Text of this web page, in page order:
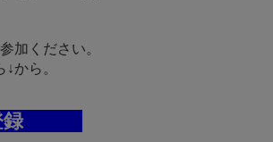
加ください。
から。
録